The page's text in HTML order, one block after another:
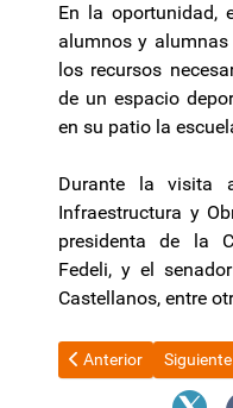
En la oportunidad,
alumnos y
los recursos
de un espacio
en su patio la
Durante la visita
Infraestructura y
presidenta de la
Fedeli, y el
Castellanos, entre
Artículo anterior: La
Anterior Artículo
Siguiente